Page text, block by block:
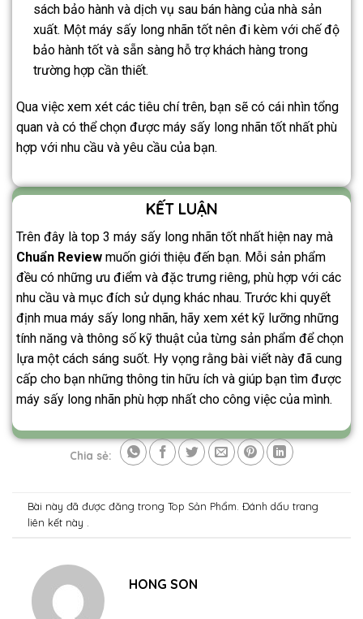
sách bảo hành và dịch vụ sau bán hàng của nhà sản
xuất. Một máy sấy long nhãn tốt nên đi kèm với chế độ
bảo hành tốt và sẵn sàng hỗ trợ khách hàng trong
trường hợp cần thiết.
Qua việc xem xét các tiêu chí trên, bạn sẽ có cái nhìn tổng
quan và có thể chọn được máy sấy long nhãn tốt nhất phù
hợp với nhu cầu và yêu cầu của bạn.
KẾT LUẬN
Trên đây là top 3 máy sấy long nhãn tốt nhất hiện nay mà
Chuẩn Review muốn giới thiệu đến bạn. Mỗi sản phẩm
đều có những ưu điểm và đặc trưng riêng, phù hợp với các
nhu cầu và mục đích sử dụng khác nhau. Trước khi quyết
định mua máy sấy long nhãn, hãy xem xét kỹ lưỡng những
tính năng và thông số kỹ thuật của từng sản phẩm để chọn
lựa một cách sáng suốt. Hy vọng rằng bài viết này đã cung
cấp cho bạn những thông tin hữu ích và giúp bạn tìm được
máy sấy long nhãn phù hợp nhất cho công việc của mình.
Chia sẻ:
Bài này đã được đăng trongTop Sản Phẩm . Đánh dấu trang
liên kết này .
HONG SON